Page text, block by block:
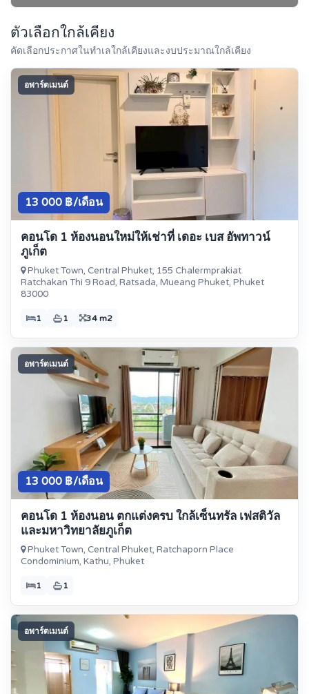
ตัวเลือกใกล้เคียง
คัดเลือกประกาศในทำเลใกล้เคียงและงบประมาณใกล้เคียง
อพาร์ตเมนต์
13 000 ฿/เดือน
คอนโด 1 ห้องนอนใหม่ให้เช่าที่ เดอะ เบส อัพทาวน์
ภูเก็ต
Phuket Town, Central Phuket, 155 Chalermprakiat
Ratchakan Thi 9 Road, Ratsada, Mueang Phuket, Phuket
83000
1 1 34 m2
อพาร์ตเมนต์
13 000 ฿/เดือน
คอนโด 1 ห้องนอน ตกแต่งครบ ใกล้เซ็นทรัล เฟสติวัล
และมหาวิทยาลัยภูเก็ต
Phuket Town, Central Phuket, Ratchaporn Place
Condominium, Kathu, Phuket
1 1
อพาร์ตเมนต์